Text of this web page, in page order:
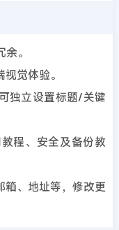
。
觉体验。
独立设置标题/关键
程、安全及备份教
箱、地址等，修改更